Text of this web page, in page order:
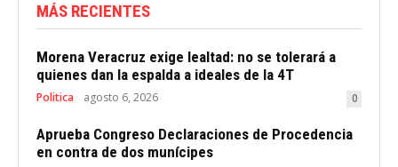
MÁS RECIENTES
Morena Veracruz exige lealtad: no se tolerará a
quienes dan la espalda a ideales de la 4T
Politica agosto 6, 2026 0
Aprueba Congreso Declaraciones de Procedencia
en contra de dos munícipes